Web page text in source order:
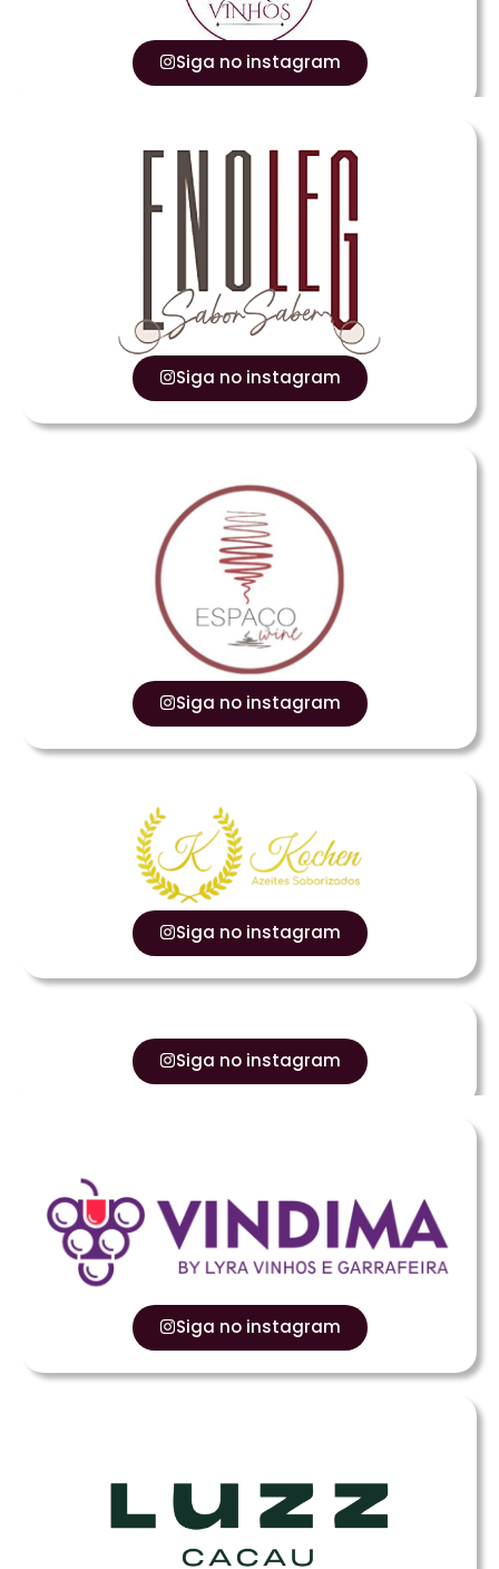
Siga no instagram
Siga no instagram
Siga no instagram
Siga no instagram
Siga no instagram
Siga no instagram